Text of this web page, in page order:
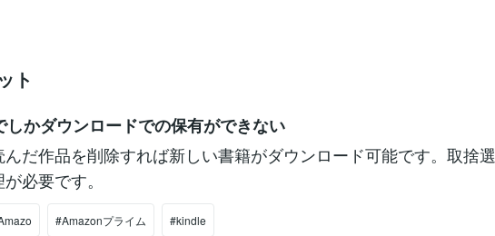
ト
しかダウンロードでの保有ができない
だ作品を削除すれば新しい書籍がダウンロード可能です。取捨選
必要です。
#Amazonプライム #kindle